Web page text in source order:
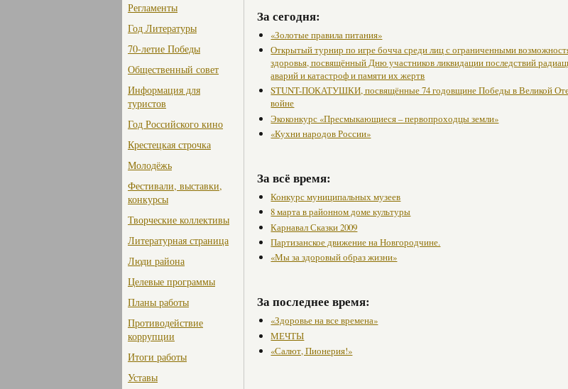
Регламенты
Год Литературы
70-летие Победы
Общественный совет
Информация для
туристов
Год Российского кино
Крестецкая строчка
Молодёжь
Фестивали, выставки,
конкурсы
Творческие коллективы
Литературная страница
Люди района
Целевые программы
Планы работы
Противодействие
коррупции
Итоги работы
Уставы
За сегодня:
«Золотые правила питания»
Открытый турнир по игре бочча среди лиц с ограниченными
здоровья, посвящённый Дню участников ликвидации последствий
аварий и катастроф и памяти их жертв
STUNT-ПОКАТУШКИ, посвящённые 74 годовщине Победы в Великой
войне
Экоконкурс «Пресмыкающиеся – первопроходцы земли»
«Кухни народов России»
За всё время:
Конкурс муниципальных музеев
8 марта в районном доме культуры
Карнавал Сказки 2009
Партизанское движение на Новгородчине.
«Мы за здоровый образ жизни»
За последнее время:
«Здоровье на все времена»
МЕЧТЫ
«Салют, Пионерия!»